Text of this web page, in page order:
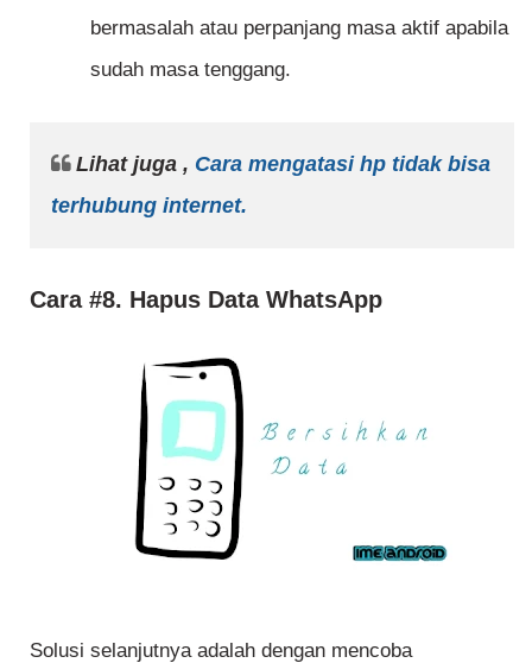
bermasalah atau perpanjang masa aktif apabila
sudah masa tenggang.
Lihat juga , Cara mengatasi hp tidak bisa
terhubung internet.
Cara #8. Hapus Data WhatsApp
Solusi selanjutnya adalah dengan mencoba